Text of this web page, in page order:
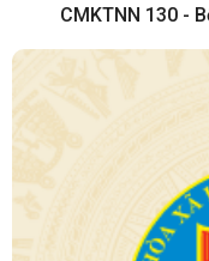
CMKTNN 130 -